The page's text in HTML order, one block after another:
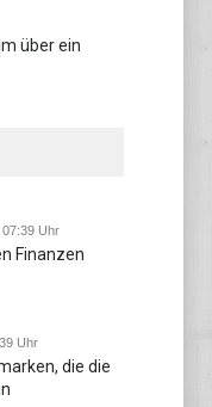
über ein
Uhr
Finanzen
Uhr
die die